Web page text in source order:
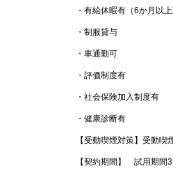
・有給休暇有（6か月以上
・制服貸与
・車通勤可
・評価制度有
・社会保険加入制度有
・健康診断有
【受動喫煙対策】受動喫
【契約期間】 試用期間